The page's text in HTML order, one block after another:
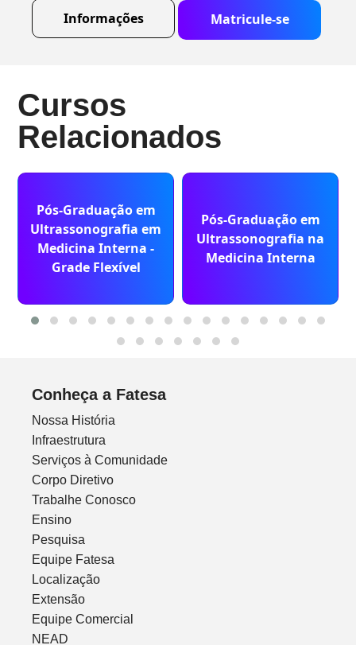
Informações Matricule-se
Cursos
Relacionados
Pós-Graduação em
Ultrassonografia em
Medicina Interna -
Grade Flexível
Pós-Graduação em
Ultrassonografia na
Medicina Interna
Conheça a Fatesa
Nossa História
Infraestrutura
Serviços à Comunidade
Corpo Diretivo
Trabalhe Conosco
Ensino
Pesquisa
Equipe Fatesa
Localização
Extensão
Equipe Comercial
NEAD